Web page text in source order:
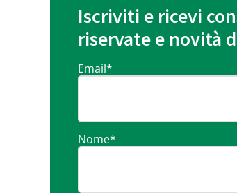
Iscriviti e ricevi
riservate e novità
Email*
Nome*